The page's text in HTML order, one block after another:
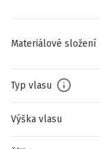
Materiálové složení
Typ vlasu
Výška vlasu